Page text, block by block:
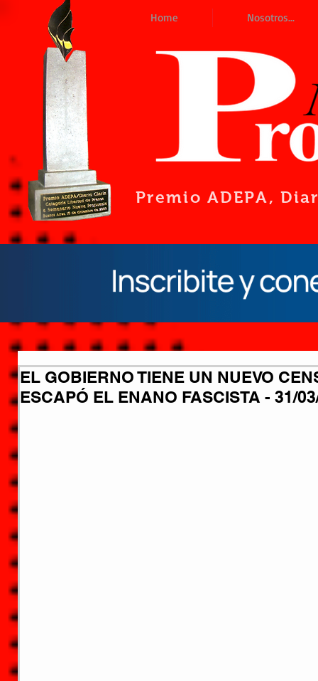
Home Nosotros...
Premio ADEPA,
EL GOBIERNO TIENE UN NUEVO
ESCAPÓ EL ENANO FASCISTA - 31/